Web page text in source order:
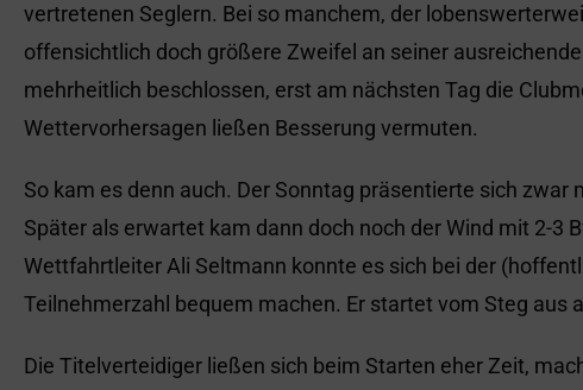
vertretenen Seglern. Bei so manchem, der
offensichtlich doch größere Zweifel an seiner
mehrheitlich beschlossen, erst am nächsten Tag die
Wettervorhersagen ließen Besserung vermuten.
So kam es denn auch. Der Sonntag präsentierte sich zwar
Später als erwartet kam dann doch noch der Wind mit 2-3
Wettfahrtleiter Ali Seltmann konnte es sich bei der
Teilnehmerzahl bequem machen. Er startet vom Steg aus
Die Titelverteidiger ließen sich beim Starten eher Zeit,